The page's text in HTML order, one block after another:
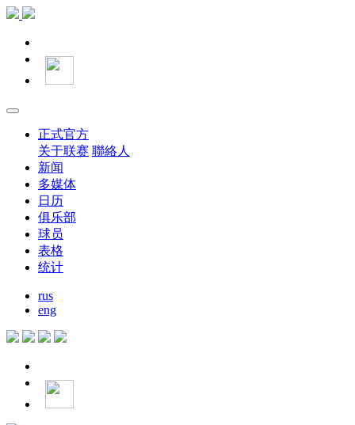
正式官方
关于联赛 聯絡人
新闻
多媒体
日历
俱乐部
球员
表格
统计
rus
eng